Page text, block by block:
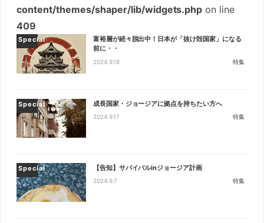
content/themes/shaper/lib/widgets.php on line
409
Special
富裕層が続々脱出中！日本が「抜け殻国家」になる
前に・・
2024.9.18 特集
Special 成長国家・ジョージアに拠点を持ちたい方へ
2024.9.17 特集
Special 【告知】サバイバルinジョージア計画
2024.9.7 特集